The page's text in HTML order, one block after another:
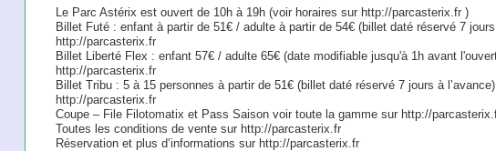
Le Parc Astérix est ouvert de 10h à 19h (voir horaires sur http://parcasterix.fr )
Billet Futé : enfant à partir de 51€ / adulte à partir de 54€ (billet daté réservé 7 jours
http://parcasterix.fr
Billet Liberté Flex : enfant 57€ / adulte 65€ (date modifiable jusqu'à 1h avant
http://parcasterix.fr
Billet Tribu : 5 à 15 personnes à partir de 51€ (billet daté réservé 7 jours à
http://parcasterix.fr
Coupe – File Filotomatix et Pass Saison voir toute la gamme sur http://
Toutes les conditions de vente sur http://parcasterix.fr
Réservation et plus d’informations sur http://parcasterix.fr